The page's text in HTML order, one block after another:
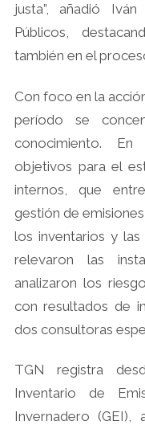
justa”, añadió
Públicos,
también en el
Con foco en la
período se
conocimiento.
objetivos para el
internos, que
gestión de
los inventarios y
relevaron las
analizaron los
con resultados de
dos consultoras
TGN registra
Inventario de
Invernadero (GEI),